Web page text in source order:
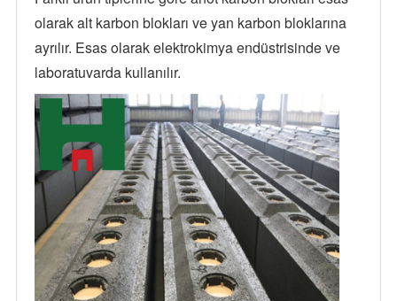
olarak alt karbon blokları ve yan karbon bloklarına
ayrılır. Esas olarak elektrokimya endüstrisinde ve
laboratuvarda kullanılır.